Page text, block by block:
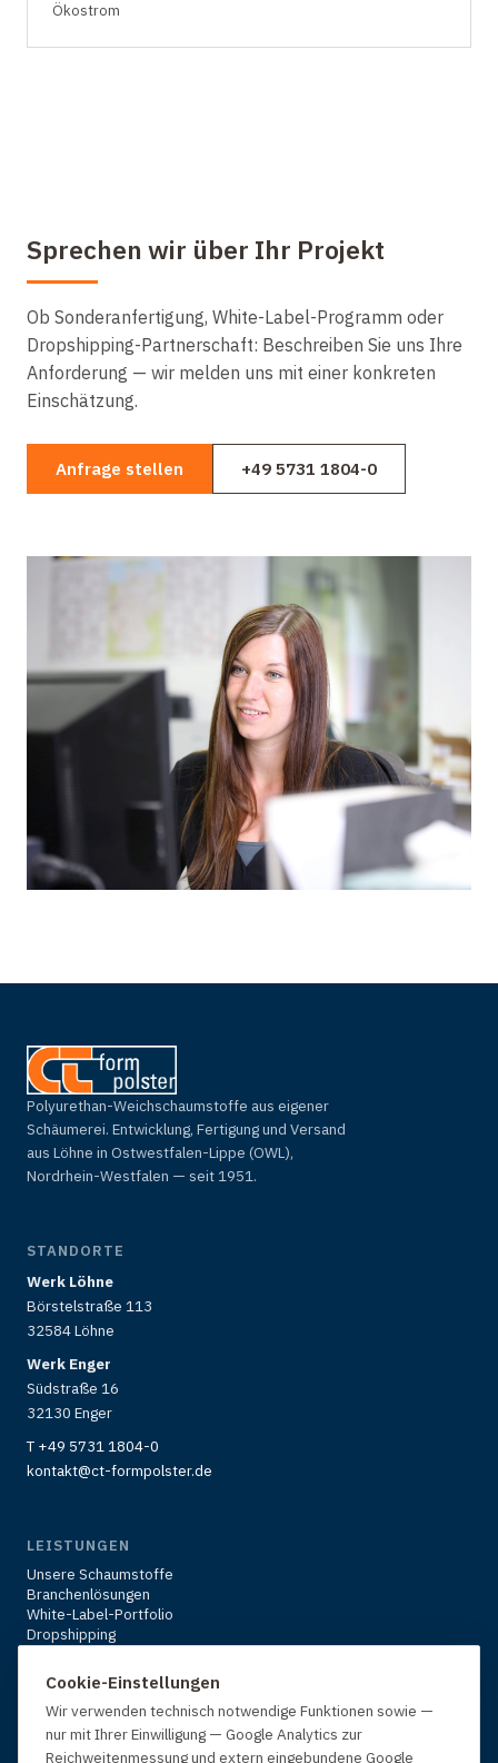
Ökostrom
Sprechen wir über Ihr Projekt
Ob Sonderanfertigung, White-Label-Programm oder
Dropshipping-Partnerschaft: Beschreiben Sie uns Ihre
Anforderung — wir melden uns mit einer konkreten
Einschätzung.
Anfrage stellen +49 5731 1804-0
Polyurethan-Weichschaumstoffe aus eigener
Schäumerei. Entwicklung, Fertigung und Versand
aus Löhne in Ostwestfalen-Lippe (OWL),
Nordrhein-Westfalen — seit 1951.
STANDORTE
Werk Löhne
Börstelstraße 113
32584 Löhne
Werk Enger
Südstraße 16
32130 Enger
T +49 5731 1804-0
kontakt@ct-formpolster.de
LEISTUNGEN
Unsere Schaumstoffe
Branchenlösungen
White-Label-Portfolio
Dropshipping
Über uns
Kontakt & Anfrage
Cookie-Einstellungen
Wir verwenden technisch notwendige Funktionen sowie —
nur mit Ihrer Einwilligung — Google Analytics zur
Reichweitenmessung und extern eingebundene Google